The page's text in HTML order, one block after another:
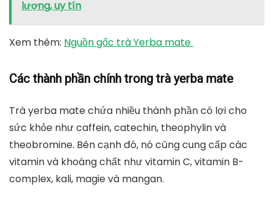
lượng, uy tín
Xem thêm: Nguồn gốc trà Yerba mate
Các thành phần chính trong trà yerba mate
Trà yerba mate chứa nhiều thành phần có lợi cho
sức khỏe như caffein, catechin, theophylin và
theobromine. Bên cạnh đó, nó cũng cung cấp các
vitamin và khoáng chất như vitamin C, vitamin B-
complex, kali, magie và mangan.